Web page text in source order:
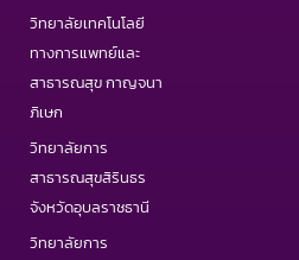
วิทยาลัยเทคโนโลยี
ทางการแพทย์และ
สาธารณสุข กาญจนา
ภิเษก
วิทยาลัยการ
สาธารณสุขสิรินธร
จังหวัดอุบลราชธานี
วิทยาลัยการ